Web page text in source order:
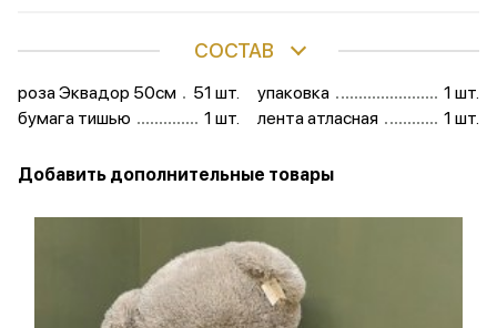
СОСТАВ
роза Эквадор 50см
51 шт.
бумага тишью
1 шт.
упаковка
1 шт.
лента атласная
1 шт.
Добавить дополнительные товары